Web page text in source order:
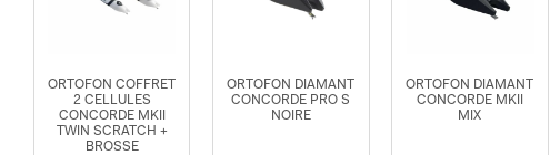
ORTOFON COFFRET
2 CELLULES
CONCORDE MKII
TWIN SCRATCH +
BROSSE
ORTOFON DIAMANT
CONCORDE PRO S
NOIRE
ORTOFON DIAMANT
CONCORDE MKII
MIX